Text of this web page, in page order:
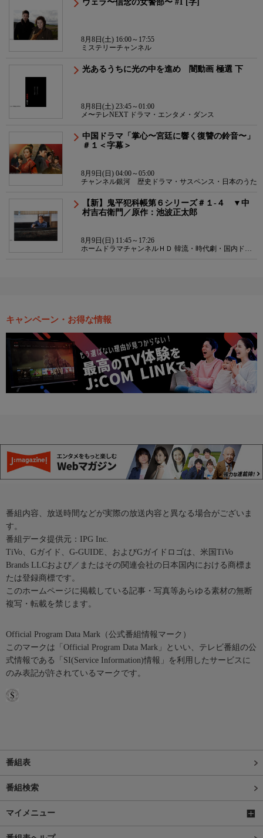
ヴェラ〜信念の女警部〜 #1 [字]
8月8日(土) 16:00～17:55
ミステリーチャンネル
光あるうちに光の中を進め 闇動画 極選 下
8月8日(土) 23:45～01:00
メ〜テレNEXT ドラマ・エンタメ・ダンス
中国ドラマ「掌心〜宮廷に響く復讐の鈴音〜」
＃１＜字幕＞
8月9日(日) 04:00～05:00
チャンネル銀河 歴史ドラマ・サスペンス・日本のうた
【新】鬼平犯科帳第６シリーズ＃１-４ ▼中
村吉右衛門／原作：池波正太郎
8月9日(日) 11:45～17:26
ホームドラマチャンネルＨＤ 韓流・時代劇・国内ドラ
キャンペーン・お得な情報
番組内容、放送時間などが実際の放送内容と異なる場合がございま
す。
番組データ提供元：IPG Inc.
TiVo、Gガイド、G-GUIDE、およびGガイドロゴは、米国TiVo
Brands LLCおよび／またはその関連会社の日本国内における商標ま
たは登録商標です。
このホームページに掲載している記事・写真等あらゆる素材の無断
複写・転載を禁じます。
Official Program Data Mark（公式番組情報マーク）
このマークは「Official Program Data Mark」といい、テレビ番組の公
式情報である「SI(Service Information)情報」を利用したサービスに
のみ表記が許されているマークです。
番組表
番組検索
マイメニュー